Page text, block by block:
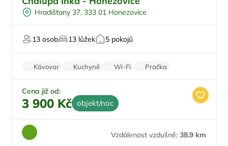
Venkovní bazén
Vířivka
U vody
Hradišťany 37, 333 01 Honezovice
13 osob 13 lůžek 5 pokojů
Kávovar Kuchyně Wi-Fi
Pračka
Sušička
Cena již od:
3 900 Kč objekt/noc
Vzdálenost vzdušně: 38.9 km